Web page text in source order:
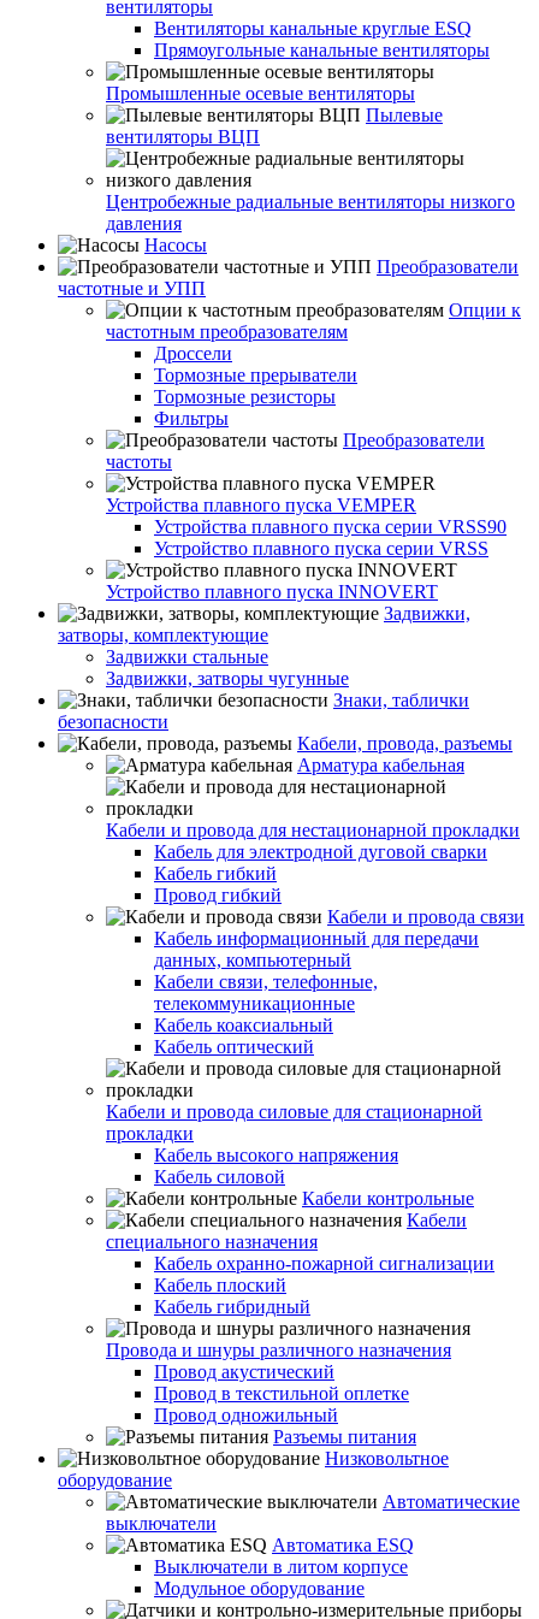
вентиляторы
Вентиляторы канальные круглые ESQ
Прямоугольные канальные вентиляторы
Промышленные осевые вентиляторы
Пылевые
вентиляторы ВЦП
Центробежные радиальные вентиляторы низкого
давления
Насосы
Преобразователи
частотные и УПП
Опции к
частотным преобразователям
Дроссели
Тормозные прерыватели
Тормозные резисторы
Фильтры
Преобразователи
частоты
Устройства плавного пуска VEMPER
Устройства плавного пуска серии VRSS90
Устройство плавного пуска серии VRSS
Устройство плавного пуска INNOVERT
Задвижки,
затворы, комплектующие
Задвижки стальные
Задвижки, затворы чугунные
Знаки, таблички
безопасности
Кабели, провода, разъемы
Арматура кабельная
Кабели и провода для нестационарной прокладки
Кабель для электродной дуговой сварки
Кабель гибкий
Провод гибкий
Кабели и провода связи
Кабель информационный для передачи
данных, компьютерный
Кабели связи, телефонные,
телекоммуникационные
Кабель коаксиальный
Кабель оптический
Кабели и провода силовые для стационарной
прокладки
Кабель высокого напряжения
Кабель силовой
Кабели контрольные
Кабели
специального назначения
Кабель охранно-пожарной сигнализации
Кабель плоский
Кабель гибридный
Провода и шнуры различного назначения
Провод акустический
Провод в текстильной оплетке
Провод одножильный
Разъемы питания
Низковольтное
оборудование
Автоматические
выключатели
Автоматика ESQ
Выключатели в литом корпусе
Модульное оборудование